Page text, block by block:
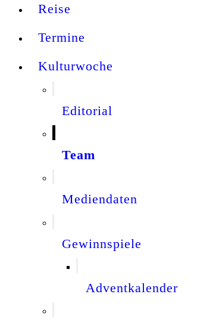
Reise
Termine
Kulturwoche
Editorial
Team
Mediendaten
Gewinnspiele
Adventkalender